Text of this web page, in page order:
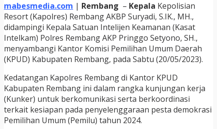
mabesmedia.com | Rembang – Kepala Kepolisian
Resort (Kapolres) Rembang AKBP Suryadi, S.IK., MH.,
didampingi Kepala Satuan Intelijen Keamanan (Kasat
Intelkam) Polres Rembang AKP Pringgo Setyono, SH.,
menyambangi Kantor Komisi Pemilihan Umum Daerah
(KPUD) Kabupaten Rembang, pada Sabtu (20/05/2023).
Kedatangan Kapolres Rembang di Kantor KPUD
Kabupaten Rembang ini dalam rangka kunjungan kerja
(Kunker) untuk berkomunikasi serta berkoordinasi
terkait kesiapan pada penyelenggaraan pesta demokrasi
Pemilihan Umum (Pemilu) tahun 2024.